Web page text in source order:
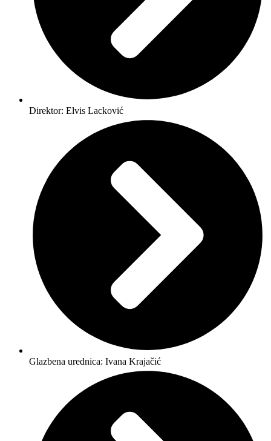
Direktor: Elvis Lacković
Glazbena urednica: Ivana Krajačić